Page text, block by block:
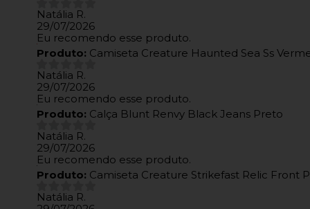
Natália R.
29/07/2026
Eu recomendo esse produto.
Produto: Camiseta Creature Haunted Sea Ss
Natália R.
29/07/2026
Eu recomendo esse produto.
Produto: Calça Blunt Renvy Black Jeans Preto
Natália R.
29/07/2026
Eu recomendo esse produto.
Produto: Camiseta Creature Strikefast Relic Front
Natália R.